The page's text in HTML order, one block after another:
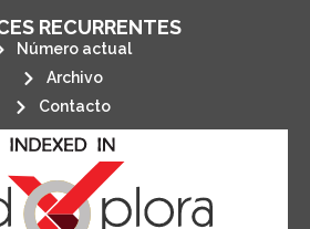
RECURRENTES
Número actual
Archivo
Contacto